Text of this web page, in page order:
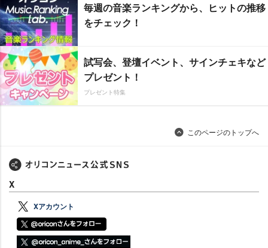
毎週の音楽ランキングから、ヒットの推移
をチェック！
試写会、登壇イベント、サインチェキなど
プレゼント！
プレゼント特集
このページのトップへ
X
Xアカウント